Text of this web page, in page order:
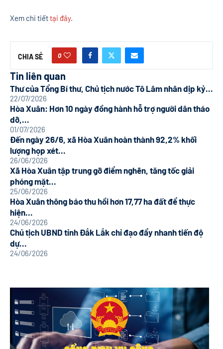
Xem chi tiếttại đây.
CHIA SẺ 0
Tin liên quan
Thư của Tổng Bí thư, Chủ tịch nước Tô Lâm nhân dịp kỷ...
22/07/2026
Hòa Xuân: Hơn 10 ngày đồng hành hỗ trợ người dân tháo
dỡ,...
01/07/2026
Đến ngày 26/6, xã Hòa Xuân hoàn thành 92,2% khối
lượng họp xét...
26/06/2026
Xã Hòa Xuân tập trung gỡ điểm nghẽn, tăng tốc giải
phóng mặt...
25/06/2026
Hòa Xuân thông báo thu hồi hơn 17,77 ha đất để thực
hiện...
24/06/2026
Chủ tịch UBND tỉnh Đắk Lắk chỉ đạo đẩy nhanh tiến độ
dự...
24/06/2026